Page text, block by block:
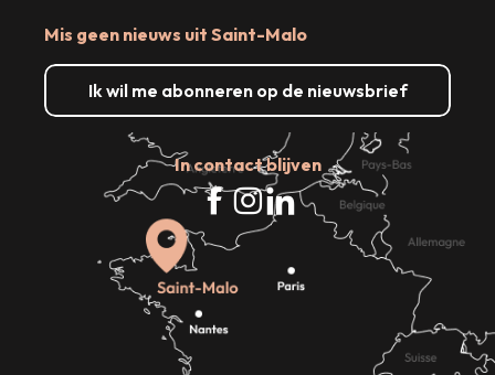
Mis geen nieuws uit Saint-Malo
Ik wil me abonneren op de nieuwsbrief
In contact blijven